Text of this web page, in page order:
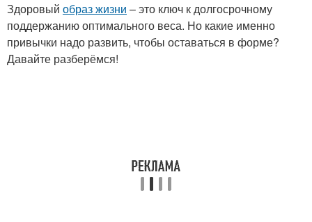
Здоровый образ жизни – это ключ к долгосрочному
поддержанию оптимального веса. Но какие именно
привычки надо развить, чтобы оставаться в форме?
Давайте разберёмся!